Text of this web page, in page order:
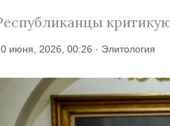
июня, 2026, 00:26 · Элитология